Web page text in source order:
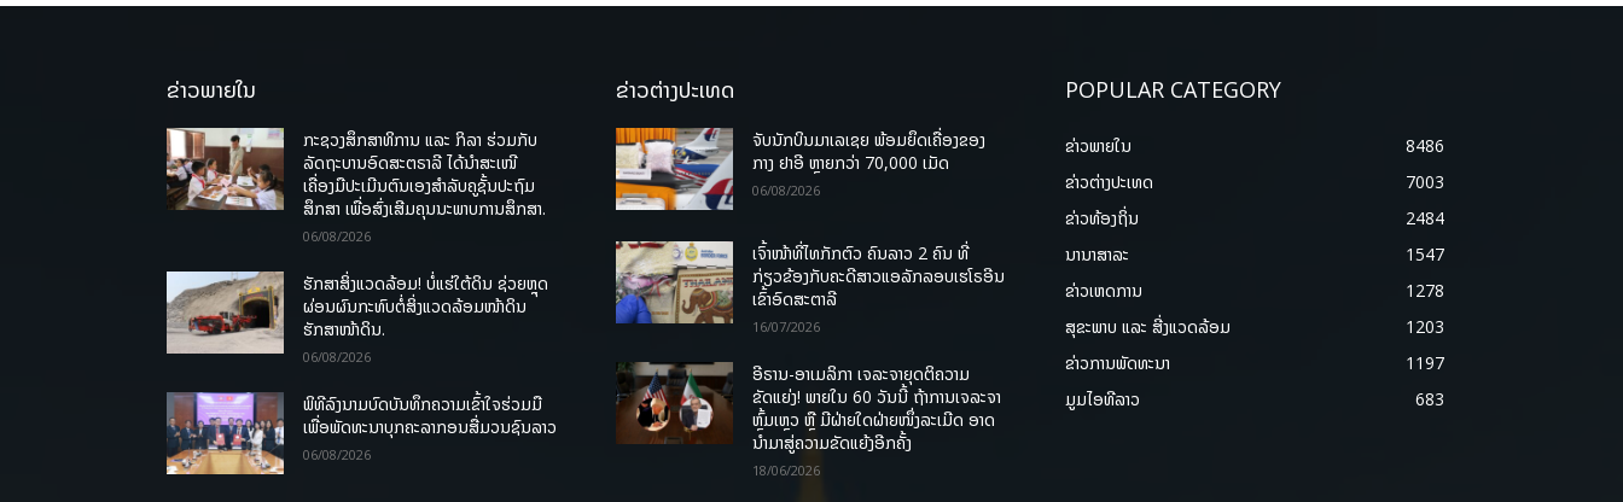
ຂ່າວພາຍໃນ
ກະຊວງສຶກສາທິການ ແລະ ກິລາ ຮ່ວມກັບ
ລັດຖະບານອົດສະຕຣາລີ ໄດ້ນຳສະເໜີ
ເຄື່ອງມືປະເມີນຕົນເອງສຳລັບຄູຊັ້ນປະຖົມ
ສຶກສາ ເພື່ອສົ່ງເສີມຄຸນນະພາບການສຶກສາ.
06/08/2026
ຮັກສາສິ່ງແວດລ້ອມ! ບໍ່ແຮ່ໃຕ້ດິນ ຊ່ວຍຫຼຸດ
ຜ່ອນຜົນກະທົບຕໍ່ສິ່ງແວດລ້ອມໜ້າດິນ
ຮັກສາໜ້າດິນ.
06/08/2026
ພິທີລົງນາມບົດບັນທຶກຄວາມເຂົ້າໃຈຮ່ວມມື
ເພື່ອພັດທະນາບຸກຄະລາກອນສື່ມວນຊົນລາວ
06/08/2026
ຂ່າວຕ່າງປະເທດ
ຈັບນັກບິນມາເລເຊຍ ພ້ອມຍຶດເຄື່ອງຂອງ
ກາງ ຢາອີ ຫຼາຍກວ່າ 70,000 ເມັດ
06/08/2026
ເຈົ້າໜ້າທີ່ໄທກັກຕົວ ຄົນລາວ 2 ຄົນ ທີ່
ກ່ຽວຂ້ອງກັບຄະດີສາວແອລັກລອບເຮໂຣອີນ
ເຂົ້າອົດສະຕາລີ
16/07/2026
ອີຣານ-ອາເມລິກາ ເຈລະຈາຍຸດຕິຄວາມ
ຂັດແຍ່ງ! ພາຍໃນ 60 ວັນນີ້ ຖ້າການເຈລະຈາ
ຫຼົ້ມເຫຼວ ຫຼື ມີຝ່າຍໃດຝ່າຍໜຶ່ງລະເມີດ ອາດ
ນໍາມາສູ່ຄວາມຂັດແຍ້ງອີກຄັ້ງ
18/06/2026
POPULAR CATEGORY
ຂ່າວພາຍ​ໃນ
8486
ຂ່າວຕ່າງປະເທດ
7003
ຂ່າວທ້ອງຖິ່ນ
2484
ນານາສາລະ
1547
ຂ່າວເຫດການ
1278
ສຸຂະພາບ ແລະ ສີ່ງແວດລ້ອມ
1203
ຂ່າວການພັດທະນາ
1197
ມູມໄອທີລາວ
683